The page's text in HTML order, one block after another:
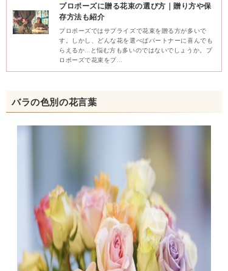
プロポーズに贈る花束の選び方｜贈り方や保
存方法も紹介
プロポーズではサプライズで花束を贈る方が多いで
す。しかし、どんな花を選べばパートナーに喜んでも
らえるか…と悩む方も多いのではないでしょうか。プ
ロポーズで花束をプ…
バラの色別の花言葉